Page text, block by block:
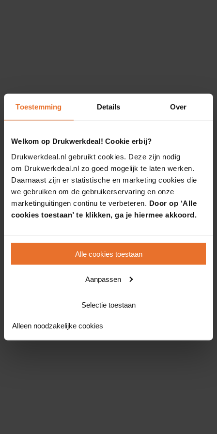
Toestemming Details Over
Welkom op Drukwerkdeal! Cookie erbij?
Drukwerkdeal.nl gebruikt cookies. Deze zijn nodig
om Drukwerkdeal.nl zo goed mogelijk te laten werken.
Daarnaast zijn er statistische en marketing cookies die
we gebruiken om de gebruikerservaring en onze
marketinguitingen continu te verbeteren. Door op ‘Alle
cookies toestaan’ te klikken, ga je hiermee akkoord.
Alle cookies toestaan
Aanpassen
Selectie toestaan
Alleen noodzakelijke cookies